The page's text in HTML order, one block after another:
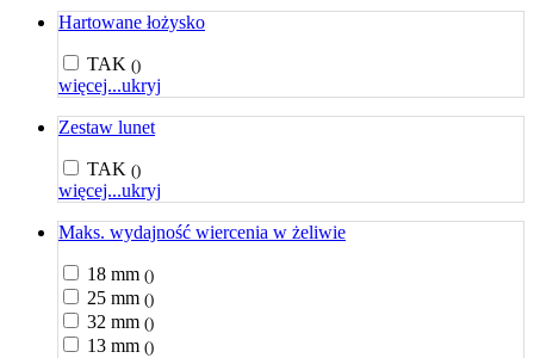
Hartowane łożysko
TAK ()
więcej...ukryj
Zestaw lunet
TAK ()
więcej...ukryj
Maks. wydajność wiercenia w żeliwie
18 mm ()
25 mm ()
32 mm ()
13 mm ()